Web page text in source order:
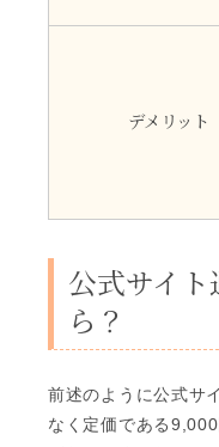
デメリット
公式サイト
ら？
前述のように公式サ
なく定価である